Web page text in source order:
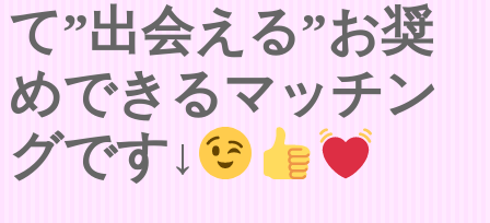
て”出会える”お奨
めできるマッチン
グです↓